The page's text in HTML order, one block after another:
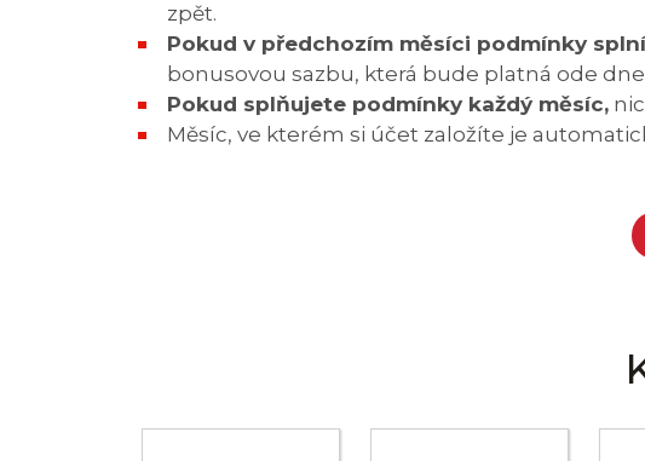
zpět.
Pokud v předchozím měsíci podmínky
bonusovou sazbu, která bude platná ode
Pokud splňujete podmínky každý měsíc,
Měsíc, ve kterém si účet založíte je